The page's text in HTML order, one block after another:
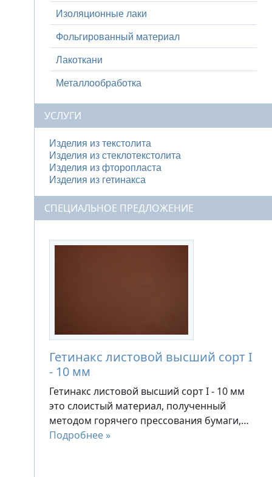
Изоляционные лаки
Фольгированный материал
Лакоткани
Металлообработка
УСЛУГИ
Изделия из текстолита
Изделия из стеклотекстолита
Изделия из фторопласта
Изделия из гетинакса
СПЕЦИАЛЬНОЕ ПРЕДЛОЖЕНИЕ
Гетинакс листовой высший сорт I
- 10 мм
Гетинакс листовой высший сорт I - 10 мм
это слоистый материал, полученный
методом горячего прессования бумаги,…
Подробнее »